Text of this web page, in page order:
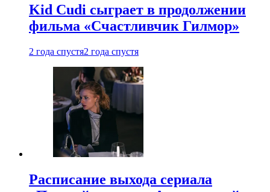
Kid Cudi сыграет в продолжении
фильма «Счастливчик Гилмор»
2 года спустя2 года спустя
Расписание выхода сериала